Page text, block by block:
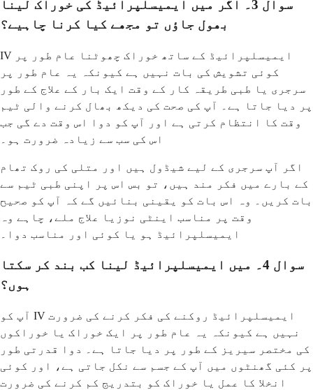
سوال 3۔ اگر میں ایمیسلپرائیڈ کی خوراک لینا
بھول جاؤں تو مجھے کیا کرنا چاہیے؟
IV ایمیسلپرائیڈ کے ساتھ خوراک چھوٹنا عام طور پر
کوئی تشویش کی بات نہیں ہے کیونکہ یہ عام طور پر
سرجری یا طبی طریقہ کار کے وقت ایک بار کے علاج کے طور
پر دیا جاتا ہے۔ آپ کی صحت کی دیکھ بھال کرنے والی ٹیم
وقت کا انتظام کرتی ہے اور آپ کو دوا اس وقت دے گی جب
اس کی سب سے زیادہ ضرورت ہو۔
اگر آپ سرجری کے لیے شیڈول ہیں اور متلی کی روک تھام
کے بارے میں فکر مند ہیں، تو بس اس پر اپنی طبی ٹیم سے
بات کریں۔ وہ اس بات کو یقینی بنائیں گے کہ آپ کو صحیح
وقت پر مناسب اینٹی نوزیا علاج ملے، چاہے وہ
ایمیسلپرائیڈ ہو یا کوئی اور مناسب دوا۔
سوال 4۔ میں ایمیسلپرائیڈ لینا کب بند کر سکتا
ہوں؟
آپ کو IV ایمیسلپرائیڈ روکنے کی فکر کرنے کی ضرورت
نہیں ہے کیونکہ یہ عام طور پر ایک خوراک یا خوراکوں
کی مختصر سیریز کے طور پر دیا جاتا ہے۔ دوا قدرتی طور
پر کئی گھنٹوں میں آپ کے جسم سے نکل جاتی ہے، اور کوئی
انخلا کا عمل یا خوراک کو بتدریج کم کرنے کی ضرورت